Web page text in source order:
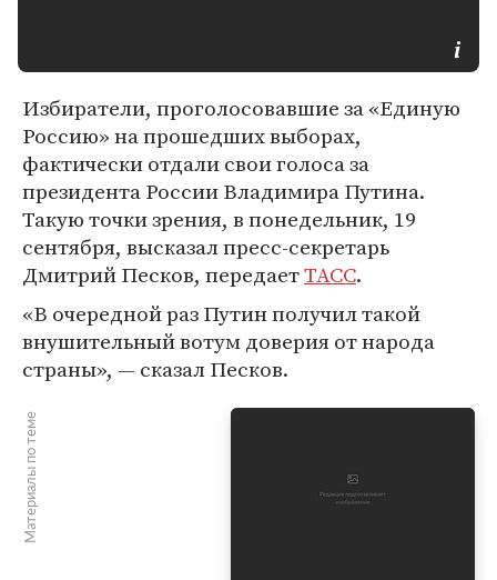
Избиратели, проголосовавшие за «Единую
Россию» на прошедших выборах,
фактически отдали свои голоса за
президента России Владимира Путина.
Такую точки зрения, в понедельник, 19
сентября, высказал пресс-секретарь
Дмитрий Песков, передаетТАСС.
«В очередной раз Путин получил такой
внушительный вотум доверия от народа
страны», — сказал Песков.
Материалы по теме